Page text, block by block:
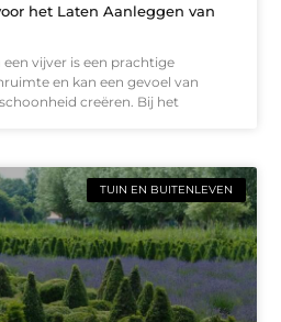
het Laten Aanleggen van
vijver is een prachtige
en kan een gevoel van
creëren. Bij het
TUIN EN BUITENLEVEN